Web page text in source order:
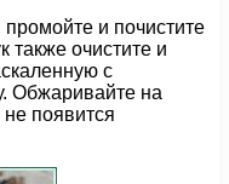
и почистите
также очистите и
с
Обжаривайте на
появится